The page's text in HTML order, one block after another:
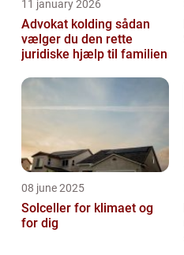
11 january 2026
Advokat kolding sådan
vælger du den rette
juridiske hjælp til familien
08 june 2025
Solceller for klimaet og
for dig